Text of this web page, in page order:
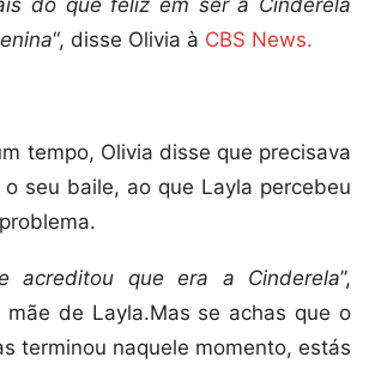
do que feliz em ser a Cinderela
“, disse Olivia à CBS News.
tempo, Olivia disse que precisava
seu baile, ao que Layla percebeu
acreditou que era a Cinderela”,
mãe de Layla.Mas se achas que o
terminou naquele momento, estás